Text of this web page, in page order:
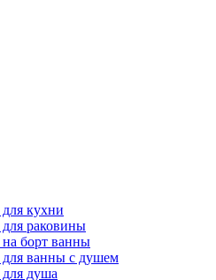
кухни
раковины
борт ванны
ванны с душем
душа